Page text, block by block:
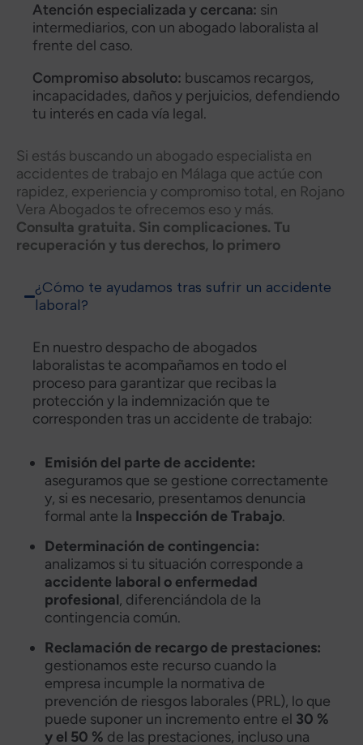
Atención especializada y cercana: sin
intermediarios, con un abogado laboralista al
frente del caso.
Compromiso absoluto: buscamos recargos,
incapacidades, daños y perjuicios, defendiendo
tu interés en cada vía legal.
Si estás buscando un abogado especialista en
accidentes de trabajo en Málaga que actúe con
rapidez, experiencia y compromiso total, en Rojano
Vera Abogados te ofrecemos eso y más.
Consulta gratuita. Sin complicaciones. Tu
recuperación y tus derechos, lo primero
¿Cómo te ayudamos tras sufrir un accidente
laboral?
En nuestro despacho de abogados
laboralistas te acompañamos en todo el
proceso para garantizar que recibas la
protección y la indemnización que te
corresponden tras un accidente de trabajo:
Emisión del parte de accidente:
aseguramos que se gestione correctamente
y, si es necesario, presentamos denuncia
formal ante la Inspección de Trabajo.
Determinación de contingencia:
analizamos si tu situación corresponde a
accidente laboral o enfermedad
profesional, diferenciándola de la
contingencia común.
Reclamación de recargo de prestaciones:
gestionamos este recurso cuando la
empresa incumple la normativa de
prevención de riesgos laborales (PRL), lo que
puede suponer un incremento entre el 30 %
y el 50 % de las prestaciones, incluso una